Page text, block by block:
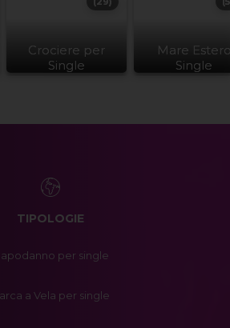
Crociere per
Single
Mare
Single
TIPOLOGIE
per single
a Vela per single